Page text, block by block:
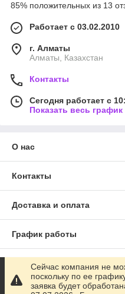
85% положительных из 13
Работает с 03.02.2010
г. Алматы
Алматы, Казахстан
Контакты
Сегодня работает с
Показать весь
О нас
Контакты
Доставка и оплата
График работы
Полная версия сайта
Сейчас компания не
поскольку по ее
заявка будет